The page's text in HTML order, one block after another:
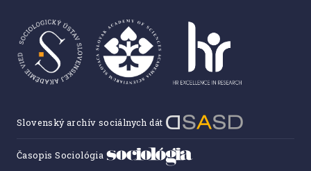
Slovenský archív sociálnych dát
Časopis Sociológia